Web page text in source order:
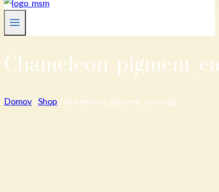
Domov/Shop / chameleon_pigment_earrings